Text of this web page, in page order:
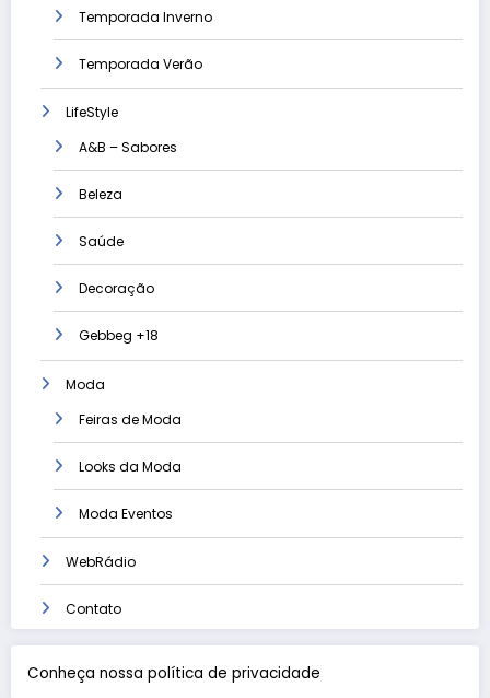
Temporada Inverno
Temporada Verão
LifeStyle
A&B – Sabores
Beleza
Saúde
Decoração
Gebbeg +18
Moda
Feiras de Moda
Looks da Moda
Moda Eventos
WebRádio
Contato
Conheça nossa política de privacidade